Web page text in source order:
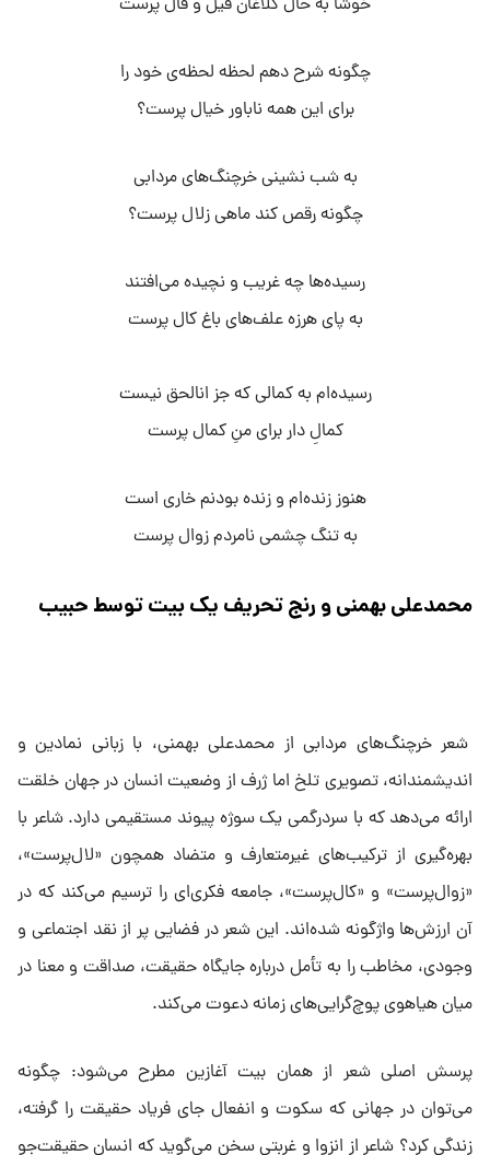
چگونه شرح دهم لحظه لحظه‌ی خود را
برای این همه ناباور خیال پرست؟
به شب نشینی خرچنگ‌های مردابی
چگونه رقص کند ماهی زلال پرست؟
رسیده‌ها چه غریب و نچیده می‌افتند
به پای هرزه علف‌های باغ کال پرست
رسیده‌ام به کمالی که جز انالحق نیست
کمالِ دار برای منِ کمال پرست
هنوز زنده‌ام و زنده بودنم خاری است
به تنگ چشمی نامردم زوال پرست
محمدعلی بهمنی و رنج تحریف یک بیت توسط حبیب
شعر خرچنگ‌های مردابی از محمدعلی بهمنی، با زبانی نمادین و
اندیشمندانه، تصویری تلخ اما ژرف از وضعیت انسان در جهان خلقت
ارائه می‌دهد که با سردرگمی یک سوژه پیوند مستقیمی دارد. شاعر با
بهره‌گیری از ترکیب‌های غیرمتعارف و متضاد همچون «لال‌پرست»،
«زوال‌پرست» و «کال‌پرست»، جامعه‌ فکری‌ای را ترسیم می‌کند که در
آن ارزش‌ها واژگونه شده‌اند. این شعر در فضایی پر از نقد اجتماعی و
وجودی، مخاطب را به تأمل درباره جایگاه حقیقت، صداقت و معنا در
میان هیاهوی پوچ‌گرایی‌های زمانه دعوت می‌کند.
پرسش اصلی شعر از همان بیت آغازین مطرح می‌شود: چگونه
می‌توان در جهانی که سکوت و انفعال جای فریاد حقیقت را گرفته،
زندگی کرد؟ شاعر از انزوا و غربتی سخن می‌گوید که انسان حقیقت‌جو